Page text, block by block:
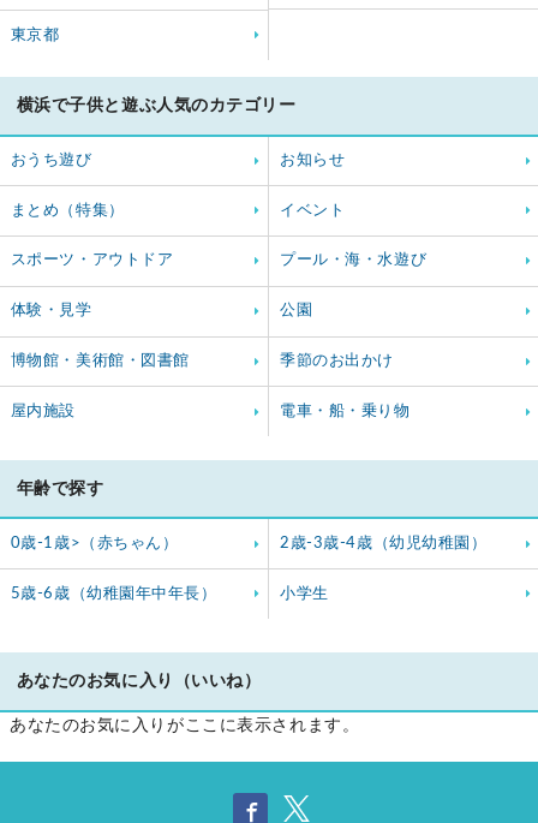
東京都
横浜で子供と遊ぶ人気のカテゴリー
おうち遊び お知らせ
まとめ（特集） イベント
スポーツ・アウトドア プール・海・水遊び
体験・見学 公園
博物館・美術館・図書館 季節のお出かけ
屋内施設 電車・船・乗り物
年齢で探す
0歳-1歳>（赤ちゃん） 2歳-3歳-4歳（幼児幼稚園）
5歳-6歳（幼稚園年中年長） 小学生
あなたのお気に入り（いいね）
あなたのお気に入りがここに表示されます。